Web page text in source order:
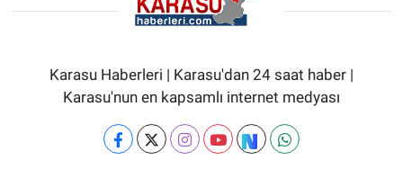
Karasu Haberleri | Karasu'dan 24 saat haber |
Karasu'nun en kapsamlı internet medyası